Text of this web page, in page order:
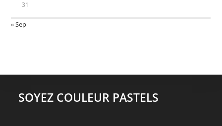
31
« Sep
SOYEZ COULEUR PASTELS